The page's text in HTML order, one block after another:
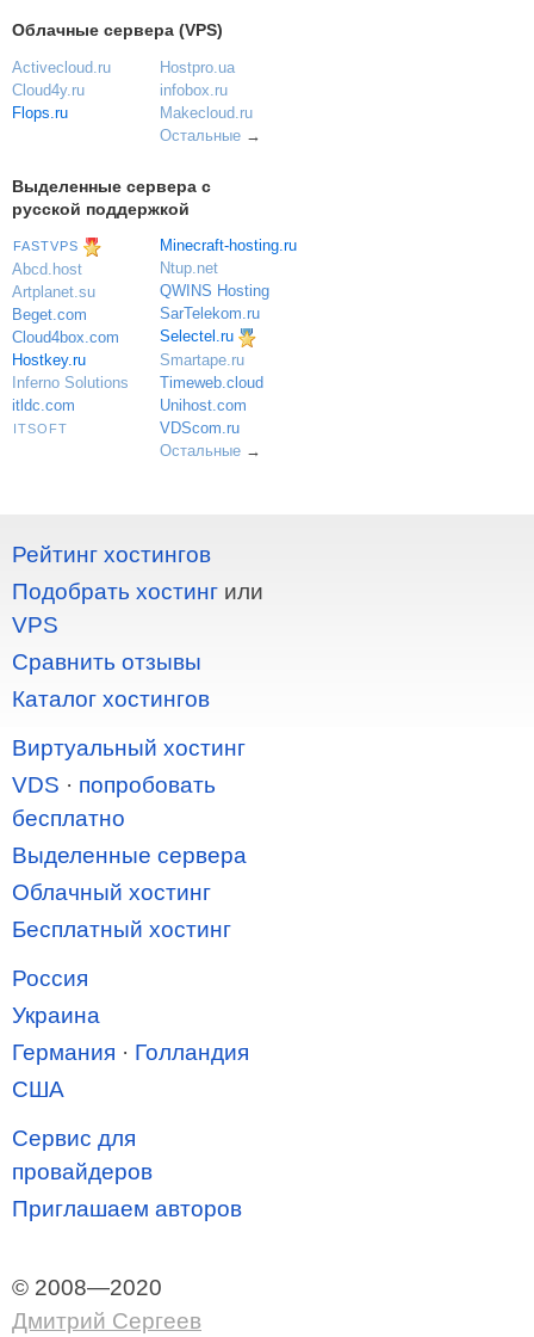
Облачные сервера (VPS)
Activecloud.ru
Cloud4y.ru
Flops.ru
Hostpro.ua
infobox.ru
Makecloud.ru
Остальные→
Выделенные сервера с
русской поддержкой
FASTVPS
Abcd.host
Artplanet.su
Beget.com
Cloud4box.com
Hostkey.ru
Inferno Solutions
itldc.com
ITSOFT
Minecraft-hosting.ru
Ntup.net
QWINS Hosting
SarTelekom.ru
Selectel.ru
Smartape.ru
Timeweb.cloud
Unihost.com
VDScom.ru
Остальные→
Рейтинг хостингов
Подобрать хостинг или
VPS
Сравнить отзывы
Каталог хостингов
Виртуальный хостинг
VDS · попробовать
бесплатно
Выделенные сервера
Облачный хостинг
Бесплатный хостинг
Россия
Украина
Германия · Голландия
США
Сервис для
провайдеров
Приглашаем авторов
© 2008—2020
Дмитрий Сергеев